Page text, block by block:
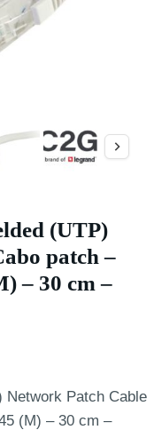
(UTP)
patch –
– 30 cm –
Network Patch Cable
(M) – 30 cm –